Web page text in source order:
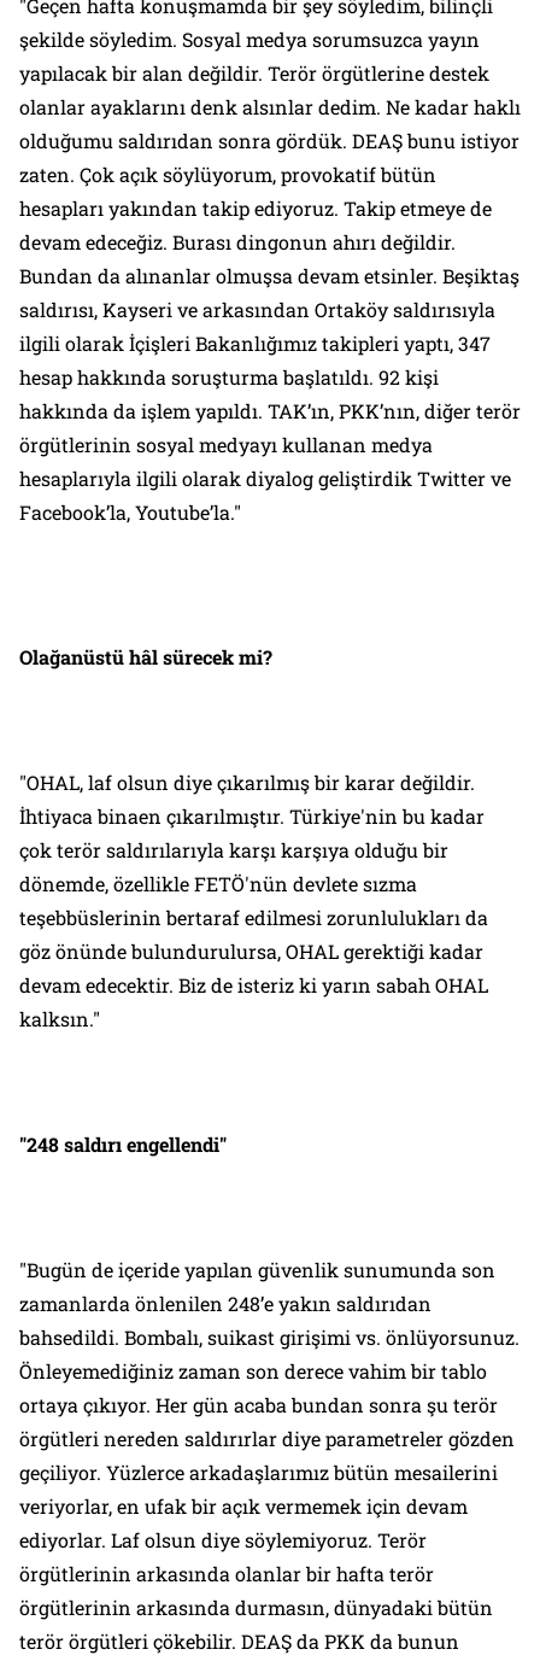
"Geçen hafta konuşmamda bir şey söyledim, bilinçli
şekilde söyledim. Sosyal medya sorumsuzca yayın
yapılacak bir alan değildir. Terör örgütlerine destek
olanlar ayaklarını denk alsınlar dedim. Ne kadar haklı
olduğumu saldırıdan sonra gördük. DEAŞ bunu istiyor
zaten. Çok açık söylüyorum, provokatif bütün
hesapları yakından takip ediyoruz. Takip etmeye de
devam edeceğiz. Burası dingonun ahırı değildir.
Bundan da alınanlar olmuşsa devam etsinler. Beşiktaş
saldırısı, Kayseri ve arkasından Ortaköy saldırısıyla
ilgili olarak İçişleri Bakanlığımız takipleri yaptı, 347
hesap hakkında soruşturma başlatıldı. 92 kişi
hakkında da işlem yapıldı. TAK’ın, PKK’nın, diğer terör
örgütlerinin sosyal medyayı kullanan medya
hesaplarıyla ilgili olarak diyalog geliştirdik Twitter ve
Facebook’la, Youtube’la."
Olağanüstü hâl sürecek mi?
"OHAL, laf olsun diye çıkarılmış bir karar değildir.
İhtiyaca binaen çıkarılmıştır. Türkiye'nin bu kadar
çok terör saldırılarıyla karşı karşıya olduğu bir
dönemde, özellikle FETÖ'nün devlete sızma
teşebbüslerinin bertaraf edilmesi zorunlulukları da
göz önünde bulundurulursa, OHAL gerektiği kadar
devam edecektir. Biz de isteriz ki yarın sabah OHAL
kalksın."
"248 saldırı engellendi"
"Bugün de içeride yapılan güvenlik sunumunda son
zamanlarda önlenilen 248’e yakın saldırıdan
bahsedildi. Bombalı, suikast girişimi vs. önlüyorsunuz.
Önleyemediğiniz zaman son derece vahim bir tablo
ortaya çıkıyor. Her gün acaba bundan sonra şu terör
örgütleri nereden saldırırlar diye parametreler gözden
geçiliyor. Yüzlerce arkadaşlarımız bütün mesailerini
veriyorlar, en ufak bir açık vermemek için devam
ediyorlar. Laf olsun diye söylemiyoruz. Terör
örgütlerinin arkasında olanlar bir hafta terör
örgütlerinin arkasında durmasın, dünyadaki bütün
terör örgütleri çökebilir. DEAŞ da PKK da bunun